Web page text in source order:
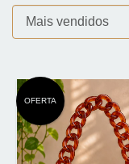
OFERTA